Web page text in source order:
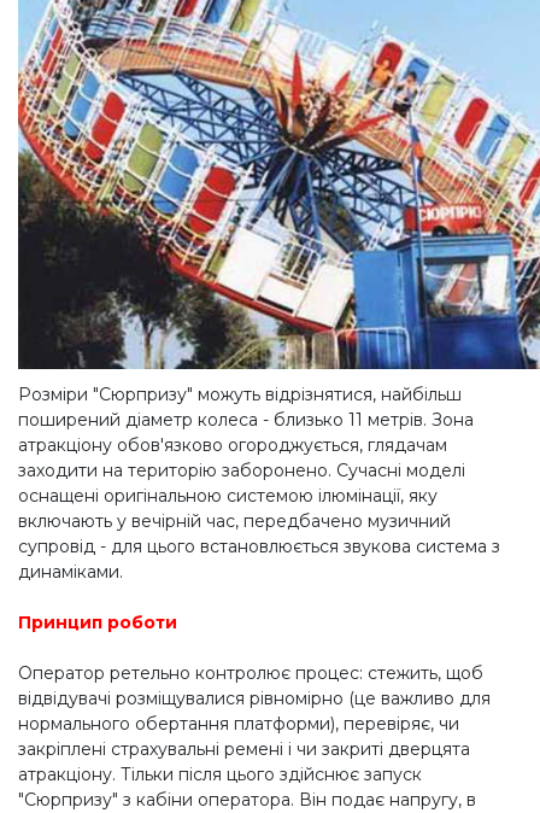
Розміри "Сюрпризу" можуть відрізнятися, найбільш
поширений діаметр колеса - близько 11 метрів. Зона
атракціону обов'язково огороджується, глядачам
заходити на територію заборонено. Сучасні моделі
оснащені оригінальною системою ілюмінації, яку
включають у вечірній час, передбачено музичний
супровід - для цього встановлюється звукова система з
динаміками.
Принцип роботи
Оператор ретельно контролює процес: стежить, щоб
відвідувачі розміщувалися рівномірно (це важливо для
нормального обертання платформи), перевіряє, чи
закріплені страхувальні ремені і чи закриті дверцята
атракціону. Тільки після цього здійснює запуск
"Сюрпризу" з кабіни оператора. Він подає напругу, в